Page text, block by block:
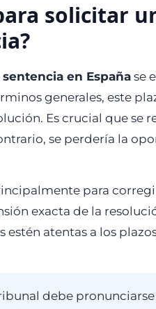
solicitar
en Españase
generales, este
Es crucial que se
se perdería la
para
exacta de la
atentas a los
debe